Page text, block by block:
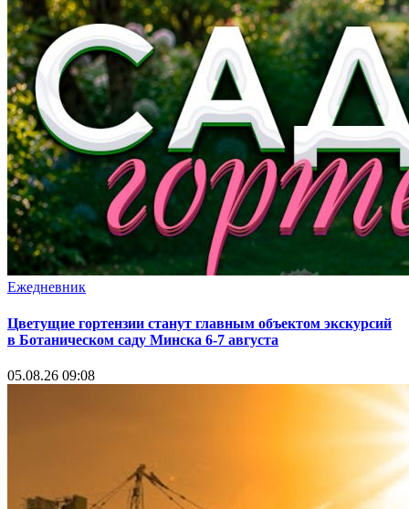
Ежедневник
Цветущие гортензии станут главным объектом экскурсий
в Ботаническом саду Минска 6-7 августа
05.08.26 09:08